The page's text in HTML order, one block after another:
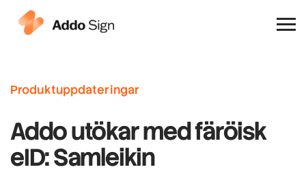
Varför Addo Sign
Produktuppdateringar
Addo utökar med färöisk
eID: Samleikin